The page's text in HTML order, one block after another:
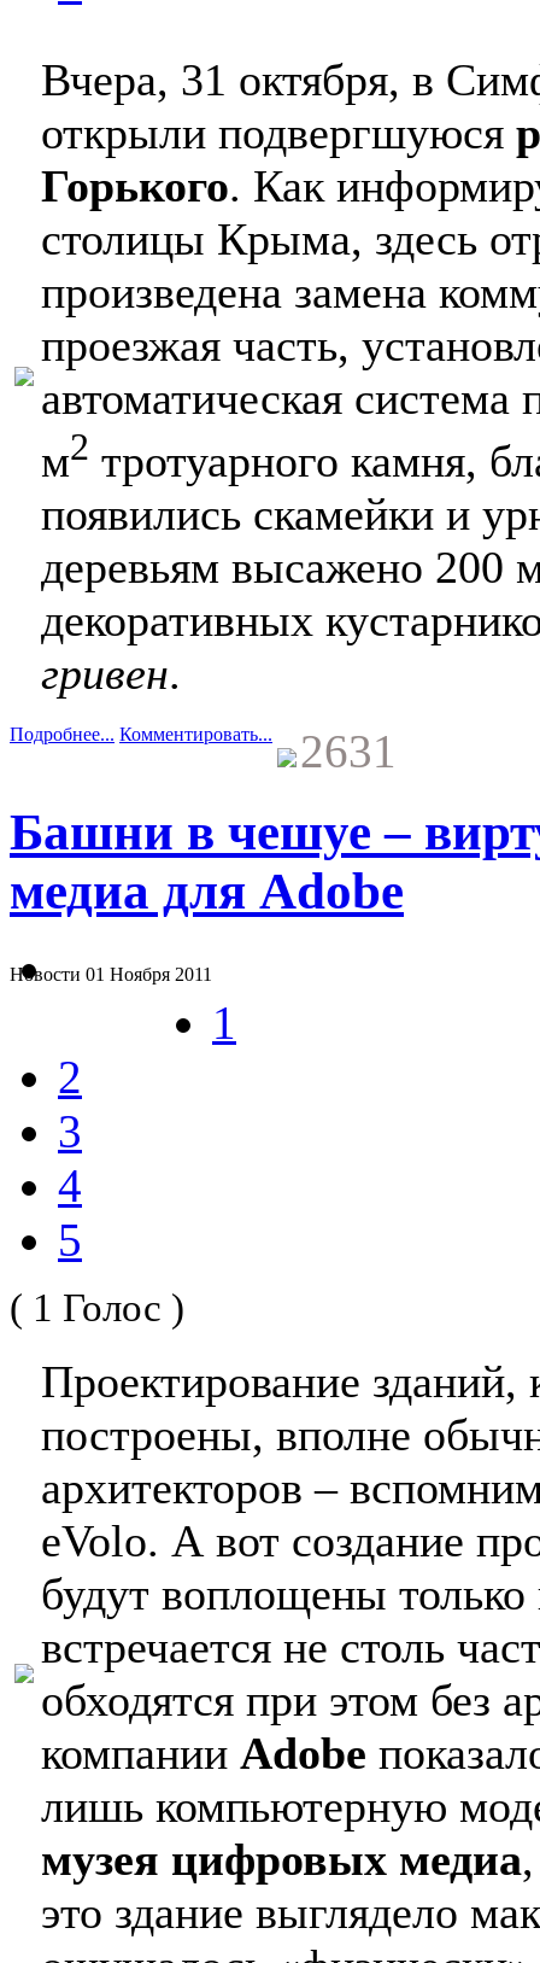
Вчера, 31 октября, в
открыли подвергшуюся
Горького. Как
столицы Крыма, здесь
произведена замена
проезжая часть,
автоматическая
м2 тротуарного камня,
появились скамейки и
деревьям высажено 200
декоративных
гривен.
Подробнее... Комментировать... 2631
Башни в чешуе –
медиа для Adobe
Новости 01 Ноября 2011
1
2
3
4
5
( 1 Голос )
Проектирование зданий,
построены, вполне
архитекторов –
eVolo. А вот создание
будут воплощены только
встречается не столь
обходятся при этом без
компании Adobe
лишь компьютерную
музея цифровых медиа
это здание выглядело